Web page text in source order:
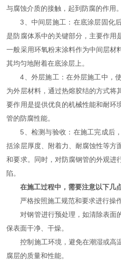
与腐蚀介质的接触，起到防腐的作用。
3、中间层施工：在底涂层固化
是防腐体系中的关键部分，主要作用
一般采用环氧粉末涂料作为中间层材
其均匀地附着在底涂层上。
4、外层施工：在外层施工中，
为外层材料，通过热熔胶结的方式将
要作用是提供优良的机械性能和耐环
管的防腐性能。
5、检测与验收：在施工完成后
括涂层厚度、附着力、耐腐蚀性等方
和要求。同时，对防腐钢管的外观进
陷。
在施工过程中，需要注意以下几
严格按照施工规范和要求进行操
对钢管进行预处理，如清除表面
保表面干净、干燥。
控制施工环境，避免在潮湿或高
腐层的质量和性能。